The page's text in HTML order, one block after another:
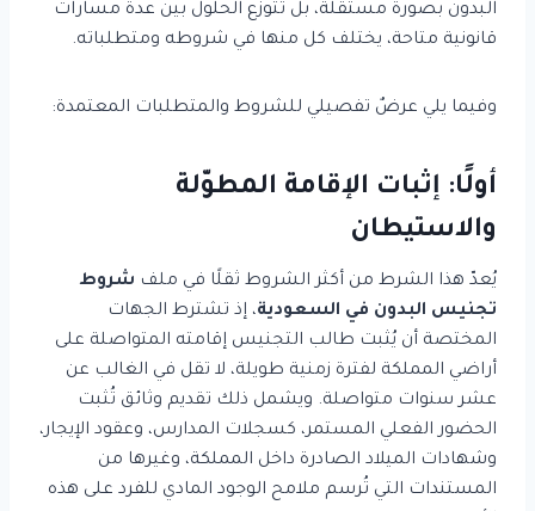
البدون بصورة مستقلة، بل تتوزع الحلول بين عدة مسارات
قانونية متاحة، يختلف كل منها في شروطه ومتطلباته.
وفيما يلي عرضٌ تفصيلي للشروط والمتطلبات المعتمدة:
أولًا: إثبات الإقامة المطوّلة
والاستيطان
يُعدّ هذا الشرط من أكثر الشروط ثقلًا في ملف شروط
تجنيس البدون في السعودية، إذ تشترط الجهات
المختصة أن يُثبت طالب التجنيس إقامته المتواصلة على
أراضي المملكة لفترة زمنية طويلة، لا تقل في الغالب عن
عشر سنوات متواصلة. ويشمل ذلك تقديم وثائق تُثبت
الحضور الفعلي المستمر، كسجلات المدارس، وعقود الإيجار،
وشهادات الميلاد الصادرة داخل المملكة، وغيرها من
المستندات التي تُرسم ملامح الوجود المادي للفرد على هذه